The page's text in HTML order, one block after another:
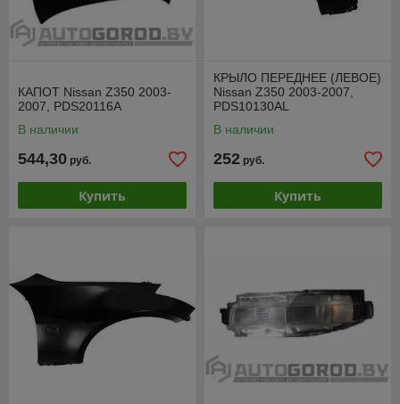
КАПОТ Nissan Z350 2003-
2007, PDS20116A
В наличии
544,30 руб.
Купить
КРЫЛО ПЕРЕДНЕЕ (ЛЕВОЕ)
Nissan Z350 2003-2007,
PDS10130AL
В наличии
252 руб.
Купить